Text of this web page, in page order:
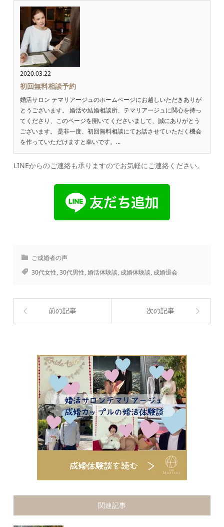
2020.03.22
初回無料相談予約
婚活サロン テマリアージュのホームページにお越しいただきありが
とうございます。 婚活や結婚相談所、テマリアージュに関心を持っ
てくださり、このページを開いてくださいまして、誠にありがとう
ございます。 是非一度、初回無料相談にてお話させていただく機会
を作っていただけますと幸いです。...
LINEからのご連絡も承りますのでお気軽にご連絡ください。
ご成婚者の声
30代女性,30代男性,婚活体験談, 成婚体験談, 成婚退会
前の記事 次の記事
関連記事